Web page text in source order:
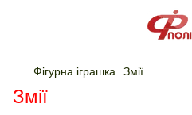
Фігурна іграшка Змії
Змії